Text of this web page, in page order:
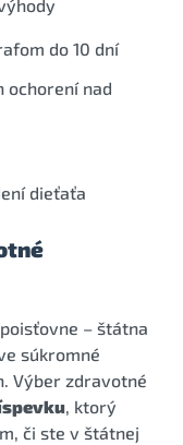
do 10 dní
ochorení nad
dieťaťa
– štátna
súkromné
Výber zdravotné
, ktorý
či ste v štátnej